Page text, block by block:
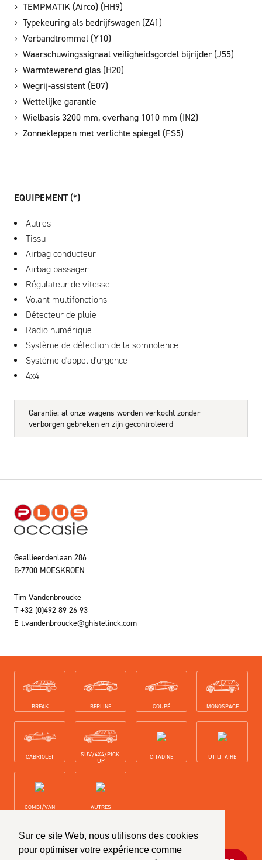
Sur ce site Web, nous utilisons des cookies
pour optimiser votre expérience comme
TEMPMATIK (Airco) (HH9)
Typekeuring als bedrijfswagen (Z41)
Verbandtrommel (Y10)
Waarschuwingssignaal veiligheidsgordel bijrijder (J55)
Warmtewerend glas (H20)
Wegrij-assistent (E07)
Wettelijke garantie
Wielbasis 3200 mm, overhang 1010 mm (IN2)
Zonnekleppen met verlichte spiegel (FS5)
EQUIPEMENT (*)
Autres
Tissu
Airbag conducteur
Airbag passager
Régulateur de vitesse
Volant multifonctions
Détecteur de pluie
Radio numérique
Système de détection de la somnolence
Système d'appel d'urgence
4x4
Garantie: al onze wagens worden verkocht zonder
verborgen gebreken en zijn gecontroleerd
Geallieerdenlaan 286
B-7700 MOESKROEN
Tim Vandenbroucke
T+32 (0)492 89 26 93
E t.vandenbroucke@ghistelinck.com
BREAK BERLINE COUPÉ MONOSPACE
CABRIOLET
SUV/4X4/PICK-
UP
CITADINE UTILITAIRE
COMBI/VAN AUTRES